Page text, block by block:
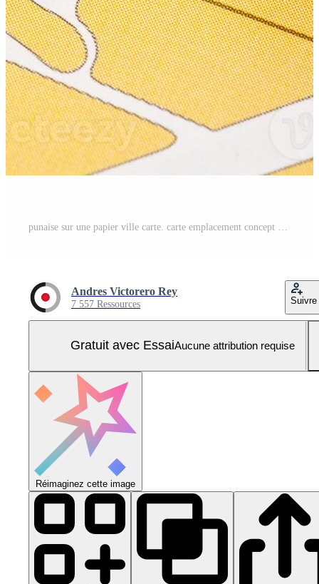
Andres Victorero Rey
7 557 Ressources Suivre
Gratuit avec EssaiAucune attribution requise
Réimaginez cette image